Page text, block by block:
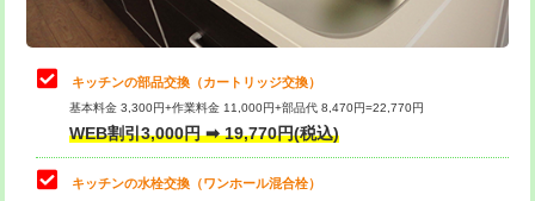
給水管工事※（塩ビ管（VP・HI）使
用/3ｍまで)
給水管工事※（塩ビ管（VP・HI）使
用（追加）/3ｍ超え)
止水・漏水調査・防水処理・清掃・修
理・調整・分解・加工など（中作業）
22,000円
止水・漏水調査・防水処理・清掃・修
理・調整・分解・加工など（重作業）
33,000円
お風呂タンク脱着
キッチンの部品交換（カートリッジ交換）
基本料金 3,300円+作業料金 11,000円+部品代 8,470円=22,770円
WEB割引3,000円 ➡ 19,770円(税込)
キッチンの水栓交換（ワンホール混合栓）